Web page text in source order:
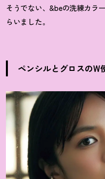
そうでない、&beの洗練カラ
らいました。
ペンシルとグロスのW